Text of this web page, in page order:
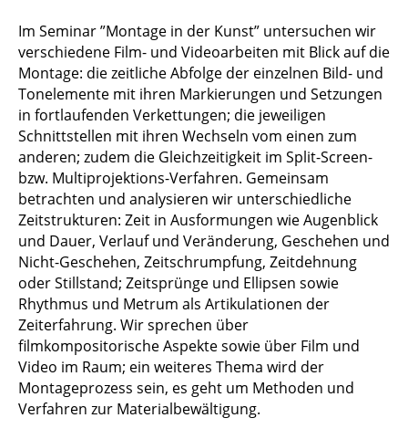
Im Seminar ”Montage in der Kunst” untersuchen wir
verschiedene Film- und Videoarbeiten mit Blick auf die
Montage: die zeitliche Abfolge der einzelnen Bild- und
Tonelemente mit ihren Markierungen und Setzungen
in fortlaufenden Verkettungen; die jeweiligen
Schnittstellen mit ihren Wechseln vom einen zum
anderen; zudem die Gleichzeitigkeit im Split-Screen-
bzw. Multiprojektions-Verfahren. Gemeinsam
betrachten und analysieren wir unterschiedliche
Zeitstrukturen: Zeit in Ausformungen wie Augenblick
und Dauer, Verlauf und Veränderung, Geschehen und
Nicht-Geschehen, Zeitschrumpfung, Zeitdehnung
oder Stillstand; Zeitsprünge und Ellipsen sowie
Rhythmus und Metrum als Artikulationen der
Zeiterfahrung. Wir sprechen über
ﬁlmkompositorische Aspekte sowie über Film und
Video im Raum; ein weiteres Thema wird der
Montageprozess sein, es geht um Methoden und
Verfahren zur Materialbewältigung.